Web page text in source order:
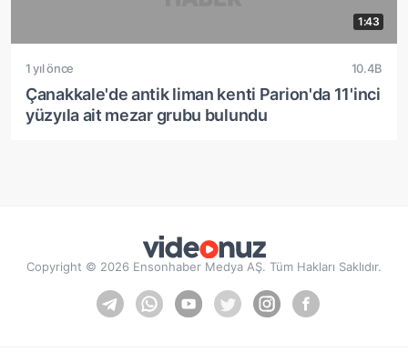
1:43
1 yıl önce 10.4B
Çanakkale'de antik liman kenti Parion'da 11'inci
yüzyıla ait mezar grubu bulundu
Copyright © 2026 Ensonhaber Medya AŞ. Tüm Hakları Saklıdır.